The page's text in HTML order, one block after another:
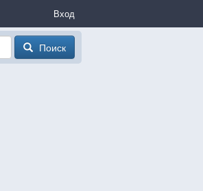
Вход
Поиск